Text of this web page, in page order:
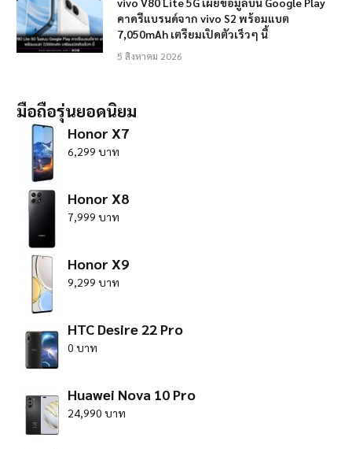
คาดรีแบรนด์จาก vivo S2 พร้อมแบต
7,050mAh เตรียมเปิดตัวเร็วๆ นี้
5 สิงหาคม 2026
มือถือรุ่นยอดนิยม
Honor X7
6,299 บาท
Honor X8
7,999 บาท
Honor X9
9,299 บาท
HTC Desire 22 Pro
0 บาท
Huawei Nova 10 Pro
24,990 บาท